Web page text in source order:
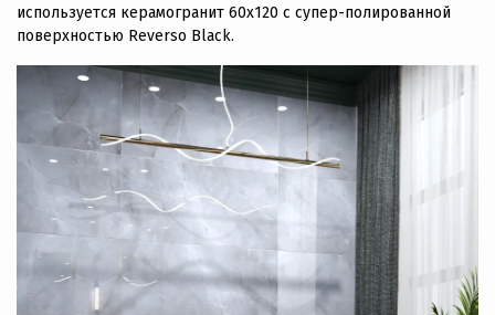
используется керамогранит 60х120 с супер-полированной
поверхностью Reverso Black.